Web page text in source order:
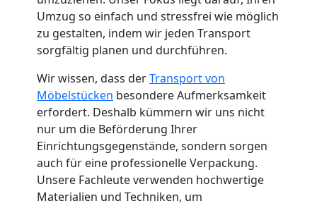
Umzug so einfach und stressfrei wie möglich
zu gestalten, indem wir jeden Transport
sorgfältig planen und durchführen.
Wir wissen, dass derTransport von
Möbelstücken besondere Aufmerksamkeit
erfordert. Deshalb kümmern wir uns nicht
nur um die Beförderung Ihrer
Einrichtungsgegenstände, sondern sorgen
auch für eine professionelle Verpackung.
Unsere Fachleute verwenden hochwertige
Materialien und Techniken, um
Küchenumzug
Wolfsberg
Umzug
und
Lagerung